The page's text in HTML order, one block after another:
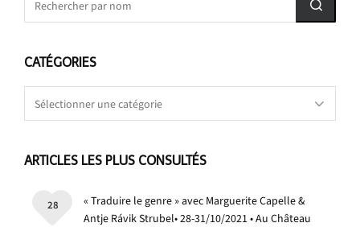
CATÉGORIES
ARTICLES LES PLUS CONSULTÉS
« Traduire le genre » avec Marguerite Capelle &
Antje Rávik Strubel• 28-31/10/2021 • Au Château
28